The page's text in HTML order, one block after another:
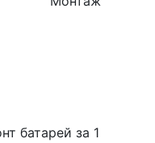
батарей за 1